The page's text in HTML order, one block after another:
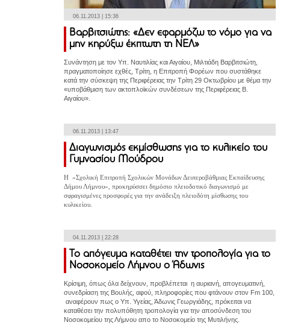
06.11.2013 | 15:36
Βαρβιτσιώτης: «Δεν εφαρμόζω το νόμο για να
μην κηρύξω έκπτωτη τη ΝΕΛ»
Συνάντηση με τον Υπ. Ναυτιλίας και Αιγαίου, Μιλτιάδη Βαρβιτσιώτη,
πραγματοποίησε εχθές, Τρίτη, η Επιτροπή Φορέων που συστάθηκε
κατά την σύσκεψη της Περιφέρειας την Τρίτη 29 Οκτωβρίου με θέμα την
«υποβάθμιση των ακτοπλοϊκών συνδέσεων της Περιφέρειας Β.
Αιγαίου».
06.11.2013 | 13:47
Διαγωνισμός εκμίσθωσης για το κυλικείο του
Γυμνασίου Μούδρου
Η «Σχολική Επιτροπή Σχολικών Μονάδων Δευτεροβάθμιας Εκπαίδευσης
Δήμου Λήμνου», προκηρύσσει δημόσιο πλειοδοτικό διαγωνισμό με
σφραγισμένες προσφορές για την ανάδειξη πλειοδότη μίσθωσης του
κυλικείου.
04.11.2013 | 22:28
Το απόγευμα καταθέτει την τροπολογία για το
Νοσοκομείο Λήμνου ο Άδωνις
Κρίσιμη, όπως όλα δείχνουν, προβλέπεται η αυριανή, απογευματινή,
συνεδρίαση της Βουλής, αφού, πληροφορίες που φτάνουν στον Fm 100,
αναφέρουν πως ο Υπ. Υγείας, Άδωνις Γεωργιάδης, πρόκειται να
καταθέσει την πολυπόθητη τροπολογία για την αποσύνδεση του
Νοσοκομείου της Λήμνου απο το Νοσοκομείο της Μυτιλήνης.